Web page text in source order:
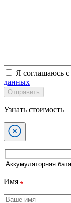
Я соглашаюсь с
данных
Отправить
Узнать стоимость
Имя